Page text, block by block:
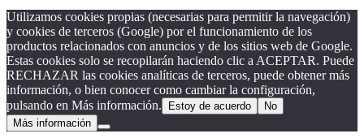
Utilizamos cookies propias (necesarias para permitir la navegación)
y cookies de terceros (Google) por el funcionamiento de los
productos relacionados con anuncios y de los sitios web de Google.
Estas cookies solo se recopilarán haciendo clic a ACEPTAR. Puede
RECHAZAR las cookies analíticas de terceros, puede obtener más
información, o bien conocer como cambiar la configuración,
pulsando en Más información.
Estoy de acuerdo
No
Más información